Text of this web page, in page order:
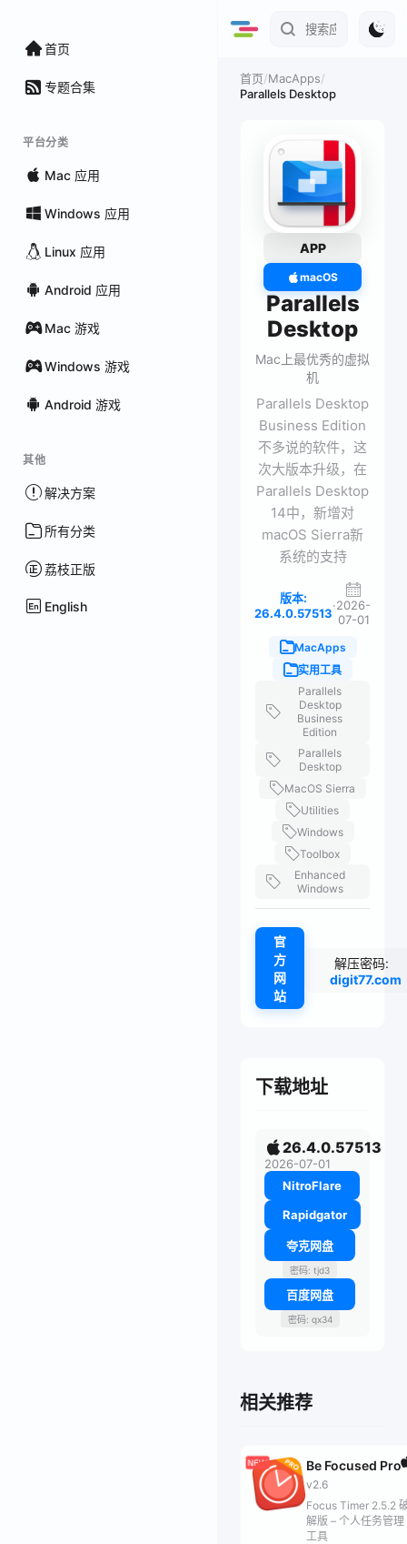
首页
专题合集
平台分类
Mac 应用
Windows 应用
Linux 应用
Android 应用
Mac 游戏
Windows 游戏
Android 游戏
其他
解决方案
所有分类
荔枝正版
English
首页/MacApps/
Parallels Desktop
APP
macOS
Parallels
Desktop
Mac上最优秀的虚拟
机
Parallels Desktop
Business Edition
不多说的软件，这
次大版本升级，在
Parallels Desktop
14中，新增对
macOS Sierra新
系统的支持
版本:
26.4.0.57513
·2026-
07-01
MacApps
实用工具
Parallels
Desktop
Business
Edition
Parallels
Desktop
MacOS Sierra
Utilities
Windows
Toolbox
Enhanced
Windows
官
方
网
站
解压密码:
digit77.com
下载地址
26.4.0.57513
2026-07-01
NitroFlare
Rapidgator
夸克网盘
密码: tjd3
百度网盘
密码: qx34
相关推荐
Be Focused Pro
v2.6
Focus Timer 2.5.2
解版 – 个人任务管理
工具